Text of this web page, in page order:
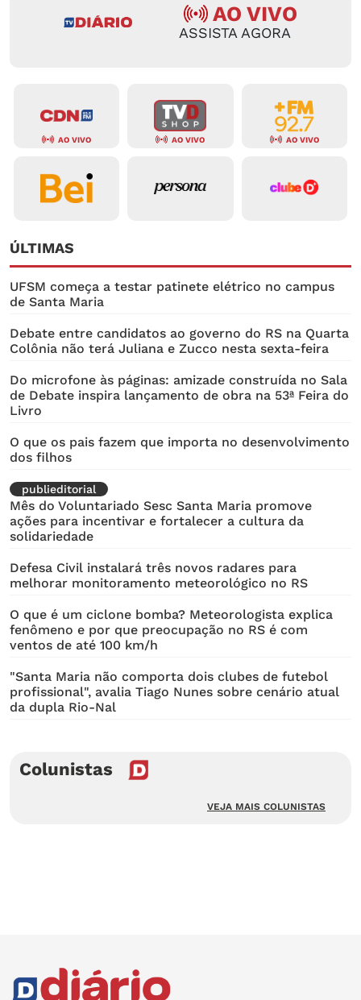
AO VIVO
ASSISTA AGORA
AO VIVO AO VIVO AO VIVO
ÚLTIMAS
UFSM começa a testar patinete elétrico no campus
de Santa Maria
Debate entre candidatos ao governo do RS na Quarta
Colônia não terá Juliana e Zucco nesta sexta-feira
Do microfone às páginas: amizade construída no Sala
de Debate inspira lançamento de obra na 53ª Feira do
Livro
O que os pais fazem que importa no desenvolvimento
dos filhos
publieditorial
Mês do Voluntariado Sesc Santa Maria promove
ações para incentivar e fortalecer a cultura da
solidariedade
Defesa Civil instalará três novos radares para
melhorar monitoramento meteorológico no RS
O que é um ciclone bomba? Meteorologista explica
fenômeno e por que preocupação no RS é com
ventos de até 100 km/h
"Santa Maria não comporta dois clubes de futebol
profissional", avalia Tiago Nunes sobre cenário atual
da dupla Rio-Nal
Colunistas
VEJA MAIS COLUNISTAS